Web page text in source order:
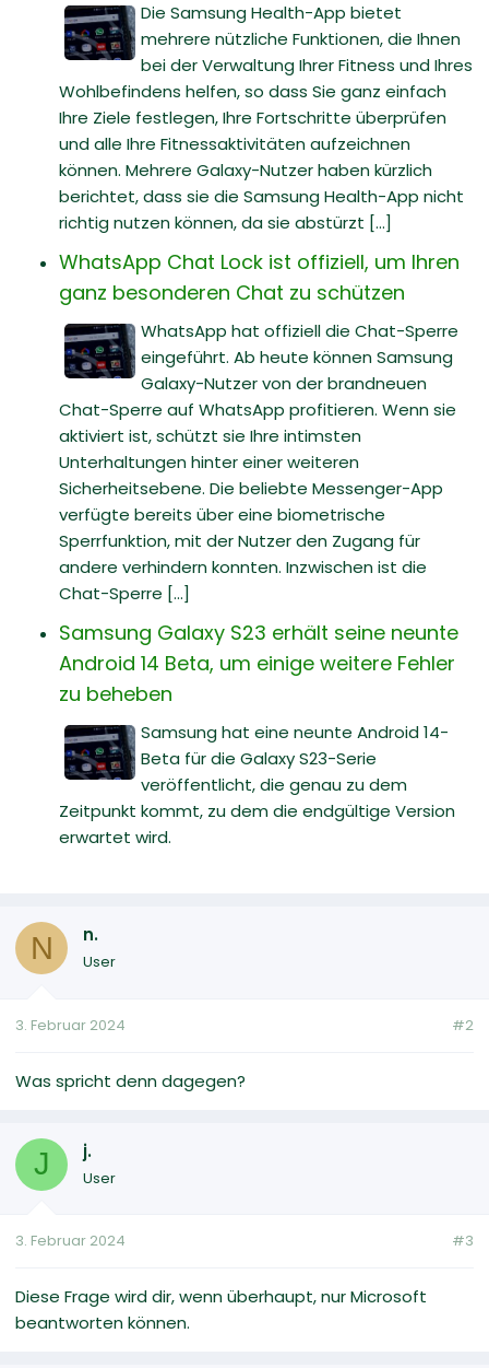
Die Samsung Health-App bietet
mehrere nützliche Funktionen, die Ihnen
bei der Verwaltung Ihrer Fitness und Ihres
Wohlbefindens helfen, so dass Sie ganz einfach
Ihre Ziele festlegen, Ihre Fortschritte überprüfen
und alle Ihre Fitnessaktivitäten aufzeichnen
können. Mehrere Galaxy-Nutzer haben kürzlich
berichtet, dass sie die Samsung Health-App nicht
richtig nutzen können, da sie abstürzt [...]
WhatsApp Chat Lock ist offiziell, um Ihren
ganz besonderen Chat zu schützen
WhatsApp hat offiziell die Chat-Sperre
eingeführt. Ab heute können Samsung
Galaxy-Nutzer von der brandneuen
Chat-Sperre auf WhatsApp profitieren. Wenn sie
aktiviert ist, schützt sie Ihre intimsten
Unterhaltungen hinter einer weiteren
Sicherheitsebene. Die beliebte Messenger-App
verfügte bereits über eine biometrische
Sperrfunktion, mit der Nutzer den Zugang für
andere verhindern konnten. Inzwischen ist die
Chat-Sperre [...]
Samsung Galaxy S23 erhält seine neunte
Android 14 Beta, um einige weitere Fehler
zu beheben
Samsung hat eine neunte Android 14-
Beta für die Galaxy S23-Serie
veröffentlicht, die genau zu dem
Zeitpunkt kommt, zu dem die endgültige Version
erwartet wird.
N n.
User
3. Februar 2024 #2
Was spricht denn dagegen?
J j.
User
3. Februar 2024 #3
Diese Frage wird dir, wenn überhaupt, nur Microsoft
beantworten können.